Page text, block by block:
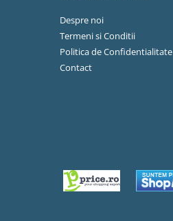
Despre noi
Termeni si Conditii
Politica de Confidentialitate
Contact